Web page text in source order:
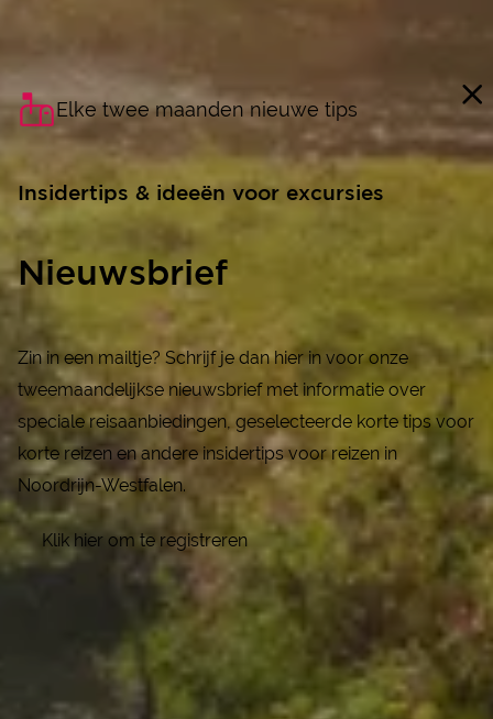
Elke twee maanden nieuwe tips
Insidertips & ideeën voor excursies
Nieuwsbrief
Zin in een mailtje? Schrijf je dan hier in voor onze
tweemaandelijkse nieuwsbrief met informatie over
speciale reisaanbiedingen, geselecteerde korte tips voor
korte reizen en andere insidertips voor reizen in
Noordrijn-Westfalen.
Klik hier om te registreren